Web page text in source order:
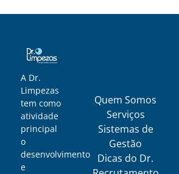
A Dr.
Limpezas
tem como
atividade
principal
o
desenvolvimento
e
Quem Somos
Serviços
Sistemas de
Gestão
Dicas do Dr.